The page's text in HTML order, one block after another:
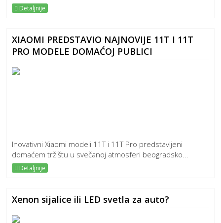
Detaljnije
XIAOMI PREDSTAVIO NAJNOVIJE 11T I 11T
PRO MODELE DOMAĆOJ PUBLICI
Inovativni Xiaomi modeli 11T i 11T Pro predstavljeni
domaćem tržištu u svečanoj atmosferi beogradsko...
Detaljnije
Xenon sijalice ili LED svetla za auto?